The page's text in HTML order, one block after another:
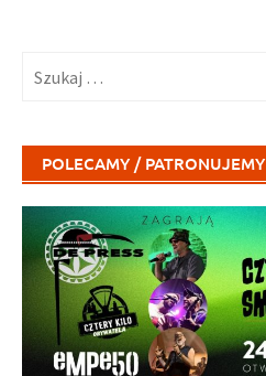
POLECAMY / PATRONUJEMY